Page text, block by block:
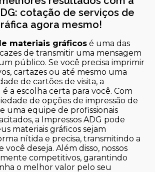
cotação de serviços de
agora mesmo!
materiais gráficos é uma das
de transmitir uma mensagem
público. Se você precisa imprimir
cartazes ou até mesmo uma
de cartões de visita, a
é a escolha certa para você. Com
de opções de impressão de
uma equipe de profissionais
a Impressos ADG pode
materiais gráficos sejam
nítida e precisa, transmitindo a
deseja. Além disso, nossos
competitivos, garantindo
o melhor valor pelo seu